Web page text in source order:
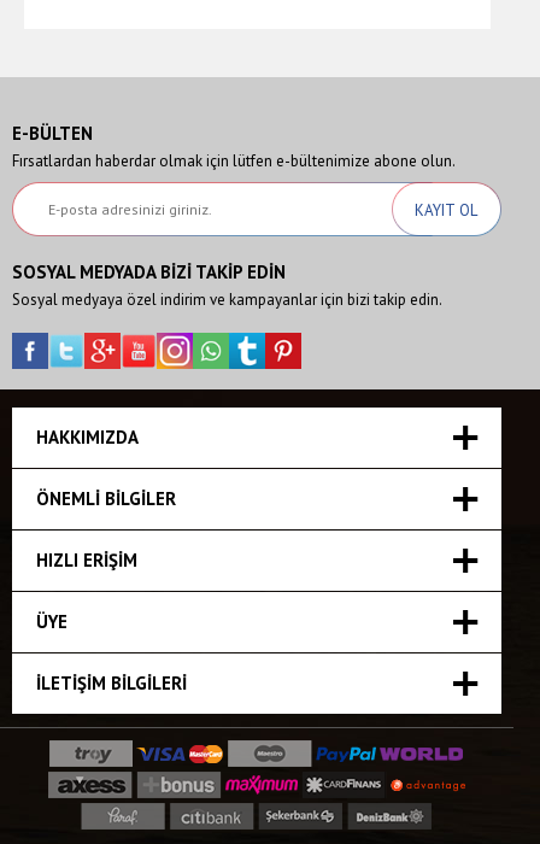
E-BÜLTEN
Fırsatlardan haberdar olmak için lütfen e-bültenimize abone olun.
SOSYAL MEDYADA BİZİ TAKİP EDİN
Sosyal medyaya özel indirim ve kampayanlar için bizi takip edin.
HAKKIMIZDA
ÖNEMLI BILGILER
HIZLI ERIŞIM
ÜYE
İLETIŞIM BILGILERI